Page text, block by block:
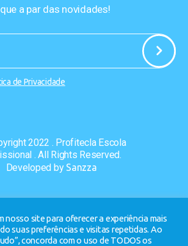
a par das novidades!
de Privacidade
-
2022 . Profitecla Escola
. All Rights Reserved.
Developed by Sanzza
nosso site para oferecer a experiência mais
suas preferências e visitas repetidas. Ao
concorda com o uso de TODOS os